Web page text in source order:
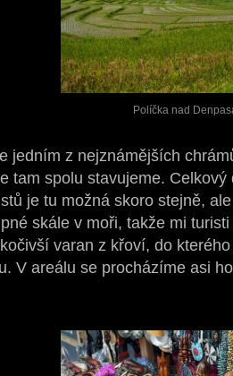
Políčka nad
jedním z nejznámějších
tam spolu stavujeme.
je tu možná skoro stejně,
skále v moři, takže mi
varan z křoví, do
V areálu se procházíme asi